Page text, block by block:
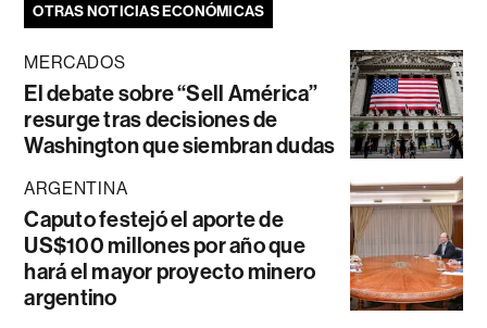
OTRAS NOTICIAS ECONÓMICAS
MERCADOS
El debate sobre “Sell América”
resurge tras decisiones de
Washington que siembran dudas
ARGENTINA
Caputo festejó el aporte de
US$100 millones por año que
hará el mayor proyecto minero
argentino